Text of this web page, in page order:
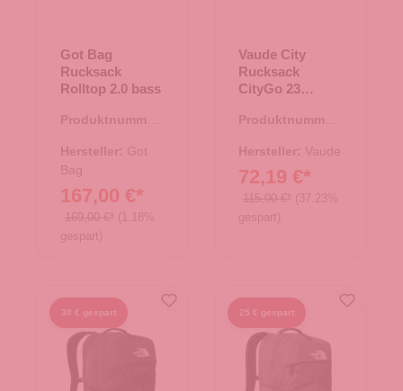
Got Bag
Rucksack
Rolltop 2.0 bass
Produktnummer:
Hersteller: Got
Bag
167,00 €*
169,00 €* (1.18%
gespart)
Vaude City
Rucksack
CityGo 23
Produktnummer:
Hersteller: Vaude
72,19 €*
115,00 €* (37.23%
gespart)
30 € gespart 25 € gespart